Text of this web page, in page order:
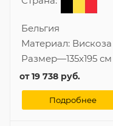
Бельгия
Материал: Вискоза
Размер—135x195 см
от19 738 руб.
Подробнее